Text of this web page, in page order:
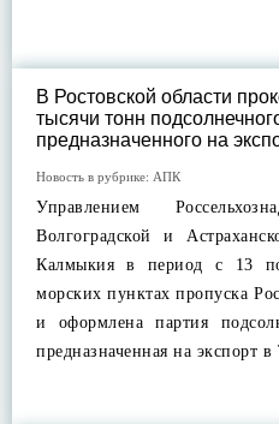
В Ростовской области
тысячи тонн
предназначенного на
Новость в рубрике: АПК
Управлением
Волгоградской и
Калмыкия в период с 13
морских пунктах пропуска
и оформлена партия
предназначенная на экспорт